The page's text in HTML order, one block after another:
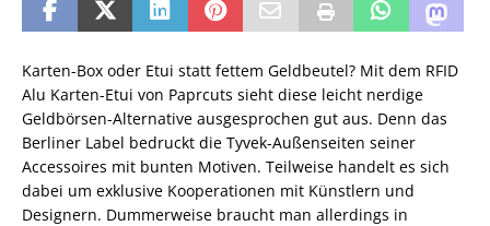
Karten-Box oder Etui statt fettem Geldbeutel? Mit dem RFID
Alu Karten-Etui von Paprcuts sieht diese leicht nerdige
Geldbörsen-Alternative ausgesprochen gut aus. Denn das
Berliner Label bedruckt die Tyvek-Außenseiten seiner
Accessoires mit bunten Motiven. Teilweise handelt es sich
dabei um exklusive Kooperationen mit Künstlern und
Designern. Dummerweise braucht man allerdings in